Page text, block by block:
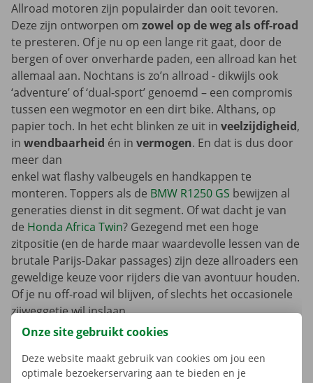
Allroad motoren zijn populairder dan ooit tevoren.
Deze zijn ontworpen om zowel op de weg als off-road
te presteren. Of je nu op een lange rit gaat, door de
bergen of over onverharde paden, een allroad kan het
allemaal aan. Nochtans is zo’n allroad - dikwijls ook
‘adventure’ of ‘dual-sport’ genoemd – een compromis
tussen een wegmotor en een dirt bike. Althans, op
papier toch. In het echt blinken ze uit in veelzijdigheid,
in wendbaarheid én in vermogen. En dat is dus door
meer dan
enkel wat flashy valbeugels en handkappen te
monteren. Toppers als de BMW R1250 GS bewijzen al
generaties dienst in dit segment. Of wat dacht je van
de Honda Africa Twin? Gezegend met een hoge
zitpositie (en de harde maar waardevolle lessen van de
brutale Parijs-Dakar passages) zijn deze allroaders een
geweldige keuze voor rijders die van avontuur houden.
Of je nu off-road wil blijven, of slechts het occasionele
zijweggetje wil inslaan.
Sportief op de motor
Onze site gebruikt cookies
Deze website maakt gebruik van cookies om jou een
optimale bezoekerservaring aan te bieden en je